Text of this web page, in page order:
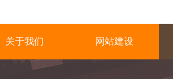
关于我们 网站建设